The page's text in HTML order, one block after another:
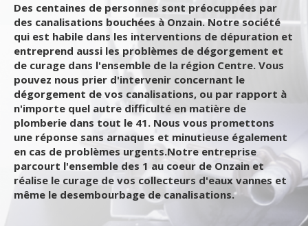
Des centaines de personnes sont préocuppées par
des canalisations bouchées à Onzain. Notre société
qui est habile dans les interventions de dépuration et
entreprend aussi les problèmes de dégorgement et
de curage dans l'ensemble de la région Centre. Vous
pouvez nous prier d'intervenir concernant le
dégorgement de vos canalisations, ou par rapport à
n'importe quel autre difficulté en matière de
plomberie dans tout le 41. Nous vous promettons
une réponse sans arnaques et minutieuse également
en cas de problèmes urgents.Notre entreprise
parcourt l'ensemble des 1 au coeur de Onzain et
réalise le curage de vos collecteurs d'eaux vannes et
même le desembourbage de canalisations.